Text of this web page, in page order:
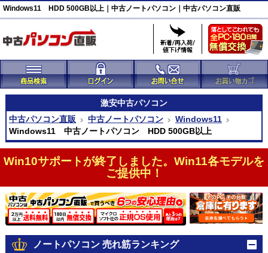
Windows11 HDD 500GB以上｜中古ノートパソコン｜中古パソコン直販
激安中古パソコン
中古パソコン直販
中古ノートパソコン
Windows11
Windows11 中古ノートパソコン HDD 500GB以上
Win10サポートが終了しました。Win11各モデルを
ご提供中！
ノートパソコン 売れ筋ランキング